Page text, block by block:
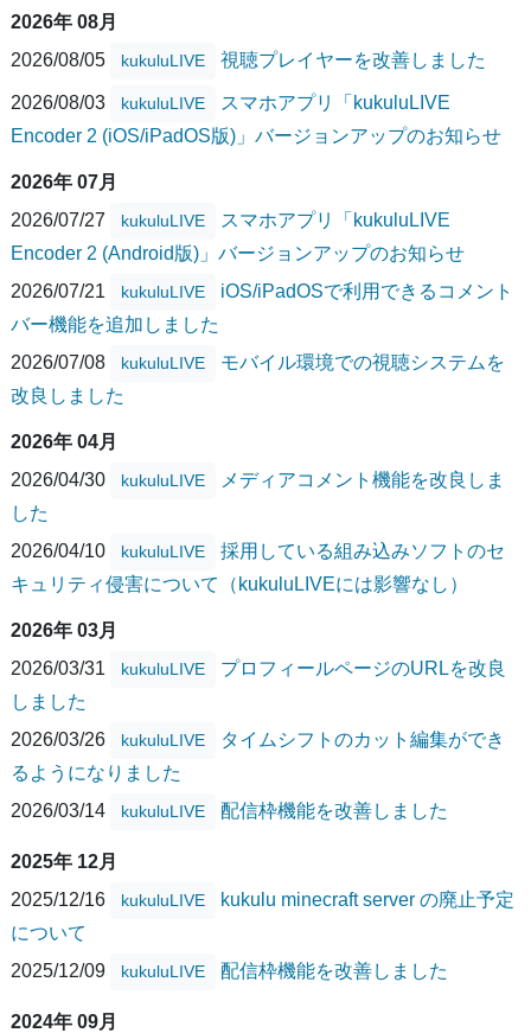
2026年 08月
2026/08/05
kukuluLIVE 視聴プレイヤーを改善しました
2026/08/03 kukuluLIVE
スマホアプリ「kukuluLIVE
Encoder 2 (iOS/iPadOS版)」バージョンアップのお知らせ
2026年 07月
2026/07/27
kukuluLIVE
スマホアプリ「kukuluLIVE
Encoder 2 (Android版)」バージョンアップのお知らせ
2026/07/21
kukuluLIVE
iOS/iPadOSで利用できるコメント
バー機能を追加しました
2026/07/08
kukuluLIVE
モバイル環境での視聴システムを
改良しました
2026年 04月
2026/04/30
kukuluLIVE
メディアコメント機能を改良しま
した
2026/04/10
kukuluLIVE
採用している組み込みソフトのセ
キュリティ侵害について（kukuluLIVEには影響なし）
2026年 03月
2026/03/31
kukuluLIVE
プロフィールページのURLを改良
しました
2026/03/26
kukuluLIVE
タイムシフトのカット編集ができ
るようになりました
2026/03/14
kukuluLIVE 配信枠機能を改善しました
2025年 12月
2025/12/16
kukuluLIVE
kukulu minecraft server の廃止予定
について
2025/12/09
kukuluLIVE 配信枠機能を改善しました
2024年 09月